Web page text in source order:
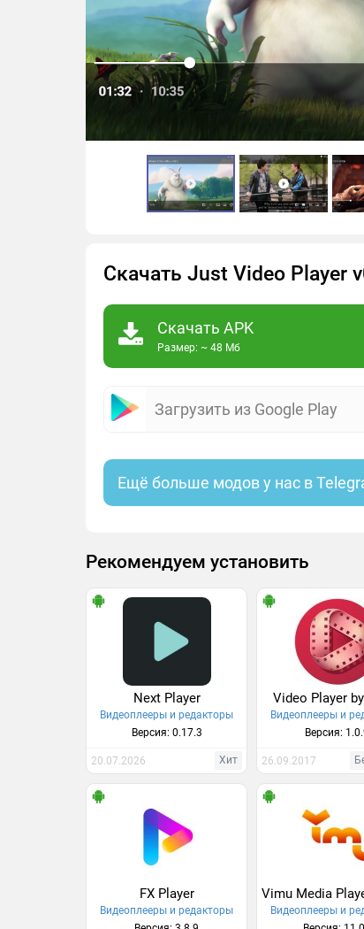
Скачать Just Video Player
Скачать APK
Размер: ~ 48 Мб
Загрузить из Google Play
Ещё больше модов у нас в
Рекомендуем установить
Next Player
Видеоплееры и редакторы
Версия: 0.17.3
20.07.2026 Хит
Video Player
Видеоплееры и
Версия:
26.09.2017
FX Player
Видеоплееры и редакторы
Видеоплееры и